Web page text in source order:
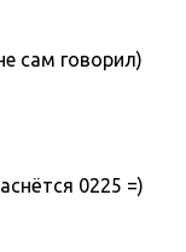
сам говорил)
0225 =)